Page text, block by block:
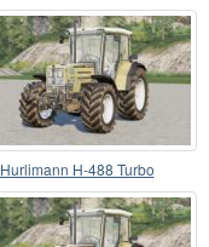
Hurlimann H-488 Turbo